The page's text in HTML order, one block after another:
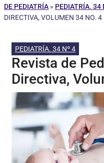
DE PEDIATRÍA » PEDIATRÍA. 34
DIRECTIVA, VOLUMEN 34 NO. 4
PEDIATRÍA. 34 Nº 4
Revista de
Directiva,